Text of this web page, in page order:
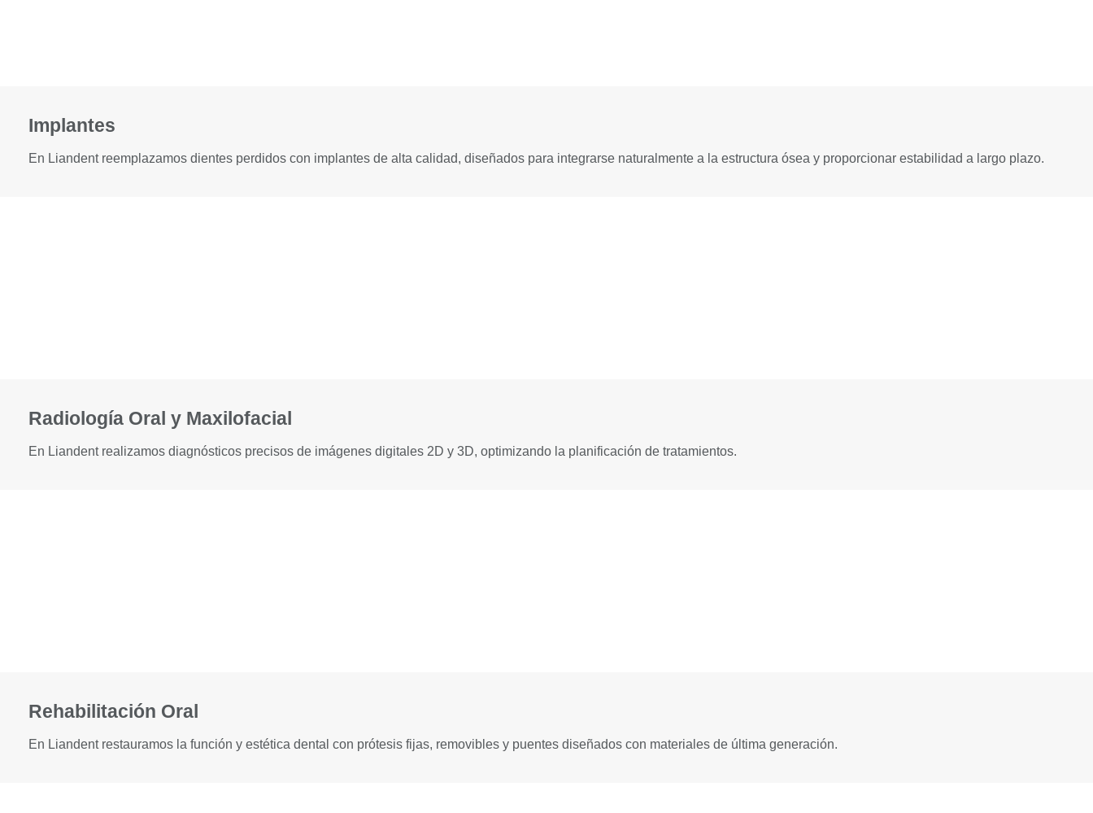
Implantes
En Liandent reemplazamos dientes perdidos con implantes de alta calidad, diseñados para integrarse naturalmente a la estructura ósea y proporcionar estabilidad a largo plazo.
Radiología Oral y Maxilofacial
En Liandent realizamos diagnósticos precisos de imágenes digitales 2D y 3D, optimizando la planificación de tratamientos.
Rehabilitación Oral
En Liandent restauramos la función y estética dental con prótesis fijas, removibles y puentes diseñados con materiales de última generación.